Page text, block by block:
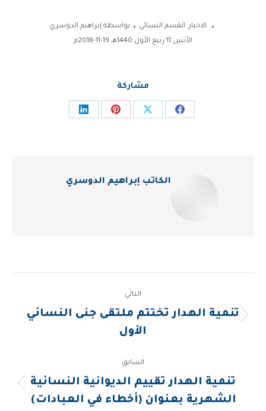
الاخبار, القسم النسائي بواسطةإبراهيم الدوسري
الأثنين 11 ربيع الأول 1440هـ 19-11-2018م
مشاركة
Share
Share
Share
Share
الكاتب إبراهيم الدوسري
navigation
السابق
المقالة
تنمية الهدار تقييم الديوانية النسائية
الشهرية بعنوان (أخطاء في العبادات)
التالي
المقالة
التالية:
تنمية الهدار تختتم ملتقى جنى النسائي
الأول